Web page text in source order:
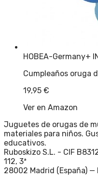
HOBEA-Germany+
Cumpleaños oruga
19,95 €
Ver en Amazon
Juguetes de orugas de
materiales para niños.
educativos.
Ruboskizo S.L. - CIF
112, 3ª
28002 Madrid (España) —